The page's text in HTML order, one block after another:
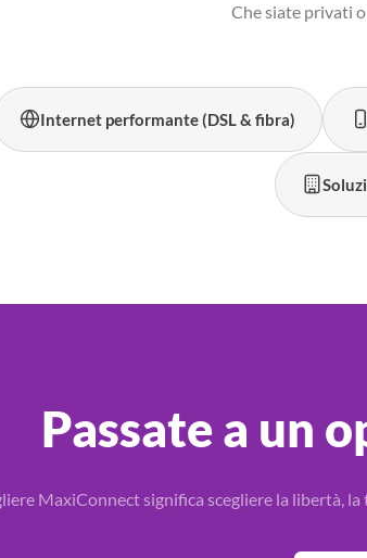
Che siate privati
Internet performante (DSL & fibra)
Passate a un
MaxiConnect significa scegliere la libertà,